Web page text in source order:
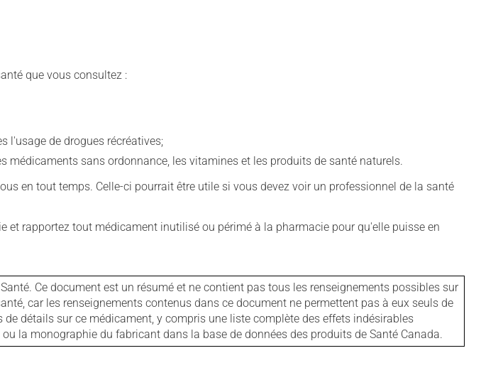
que vous consultez :
l'usage de drogues récréatives;
médicaments sans ordonnance, les vitamines et les produits de santé naturels.
en tout temps. Celle-ci pourrait être utile si vous devez voir un professionnel de la santé
rapportez tout médicament inutilisé ou périmé à la pharmacie pour qu'elle puisse en
Ce document est un résumé et ne contient pas tous les renseignements possibles sur
car les renseignements contenus dans ce document ne permettent pas à eux seuls de
détails sur ce médicament, y compris une liste complète des effets indésirables
la monographie du fabricant dans la base de données des produits de Santé Canada.